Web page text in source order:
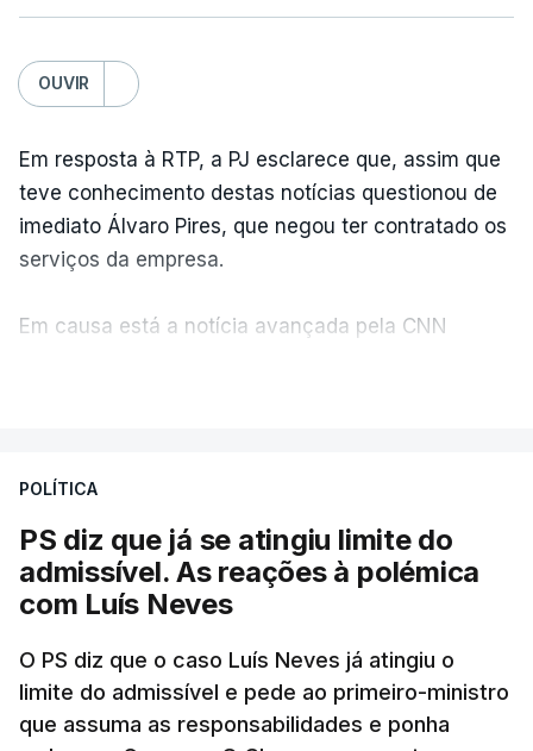
OUVIR
Em resposta à RTP, a PJ esclarece que, assim que
teve conhecimento destas notícias questionou de
imediato Álvaro Pires, que negou ter contratado os
serviços da empresa.
Em causa está a notícia avançada pela CNN
abertura de qualquer processo disciplinar, por não
ter qualquer elemento que indicie a realização
dessas obras.
Empreiteiro da
POLÍTICA
PS diz que já se atingiu limite do
admissível. As reações à polémica
com Luís Neves
O PS diz que o caso Luís Neves já atingiu o
limite do admissível e pede ao primeiro-ministro
que assuma as responsabilidades e ponha